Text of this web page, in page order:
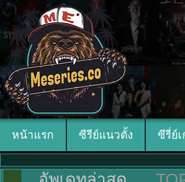
หน้าแรก ซีรีย์แนวตั้ง ซีรี่ย์